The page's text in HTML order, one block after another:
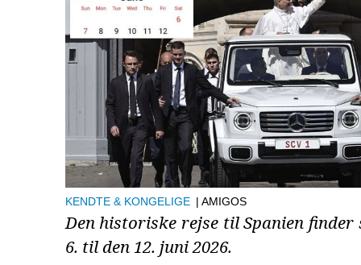
KENDTE & KONGELIGE | AMIGOS
Den historiske rejse til Spanien finder
6. til den 12. juni 2026.